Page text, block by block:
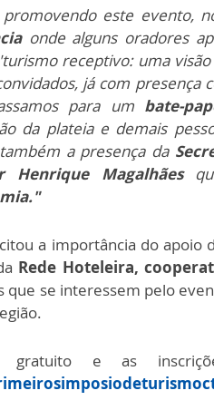
promovendo este evento,
onde alguns oradores
receptivo: uma
já com
para umbate-
da plateia e demais
a presença da
Henrique Magalhães
a importância do apoio
Rede Hoteleira,
que se interessem pelo
e as